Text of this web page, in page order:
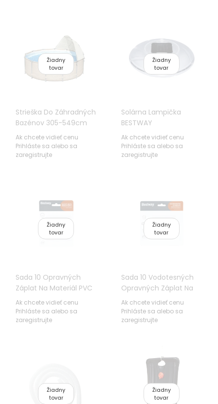
Žiadny
tovar
Strieška Do Záhradných
Bazénov 305-549cm
BESTWAY UV Ochrana +
Okienko
Ak chcete vidieť cenu
Prihláste sa alebo sa
zaregistrujte
Žiadny
tovar
Solárna Lampička
BESTWAY
Ak chcete vidieť cenu
Prihláste sa alebo sa
zaregistrujte
Žiadny
tovar
Sada 10 Opravných
Záplat Na Materiál PVC
6,5x6,5cm BESTWAY
Ak chcete vidieť cenu
Prihláste sa alebo sa
zaregistrujte
Žiadny
tovar
Sada 10 Vodotesných
Opravných Záplat Na
Materiál PVC 6,5x6,5cm
BESTWAY
Ak chcete vidieť cenu
Prihláste sa alebo sa
zaregistrujte
Žiadny
tovar
Žiadny
tovar